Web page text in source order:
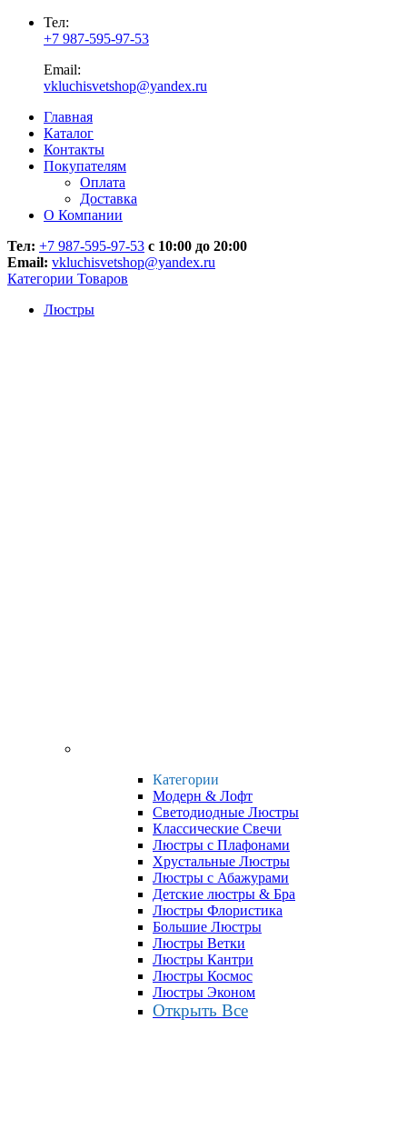
Тел:
+7 987-595-97-53
Email:
vkluchisvetshop@yandex.ru
Главная
Каталог
Контакты
Покупателям
Оплата
Доставка
О Компании
Тел: +7 987-595-97-53 с 10:00 до 20:00
Email: vkluchisvetshop@yandex.ru
Категории Товаров
Люстры
Категории
Модерн & Лофт
Светодиодные Люстры
Классические Свечи
Люстры с Плафонами
Хрустальные Люстры
Люстры с Абажурами
Детские люстры & Бра
Люстры Флористика
Большие Люстры
Люстры Ветки
Люстры Кантри
Люстры Космос
Люстры Эконом
Открыть Все